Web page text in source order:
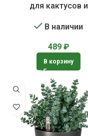
для кактусов и
В наличии
489 ₽
В корзину